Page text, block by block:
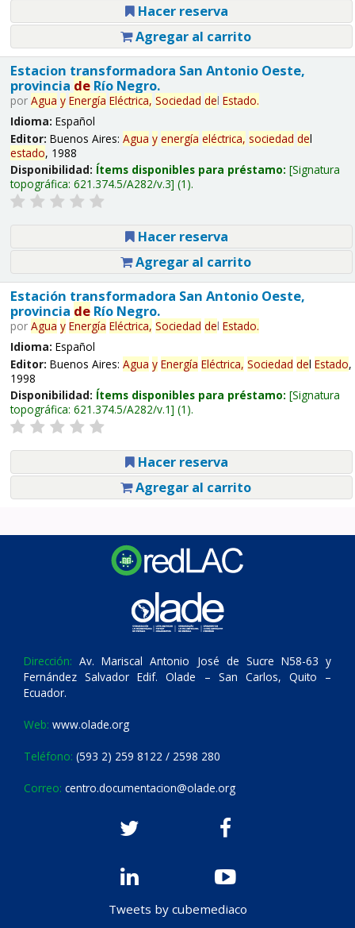
Hacer reserva
Agregar al carrito
Estacion transformadora San Antonio Oeste,
provincia deRío Negro.
por Agua y Energía Eléctrica, Sociedad del Estado.
Idioma: Español
Editor: Buenos Aires: Agua y energía eléctrica, sociedad del
estado, 1988
Disponibilidad: Ítems disponibles para préstamo: Signatura
topográfica: 621.374.5/A282/v.3 (1).
Hacer reserva
Agregar al carrito
Estación transformadora San Antonio Oeste,
provincia deRío Negro.
por Agua y Energía Eléctrica, Sociedad del Estado.
Idioma: Español
Editor: Buenos Aires: Agua y Energía Eléctrica, Sociedad del Estado,
1998
Disponibilidad: Ítems disponibles para préstamo: Signatura
topográfica: 621.374.5/A282/v.1 (1).
Hacer reserva
Agregar al carrito
Dirección: Av. Mariscal Antonio José de Sucre N58-63 y
Fernández Salvador Edif. Olade – San Carlos, Quito –
Ecuador.
Web: www.olade.org
Teléfono: (593 2) 259 8122 / 2598 280
Correo: centro.documentacion@olade.org
Tweets by cubemediaco